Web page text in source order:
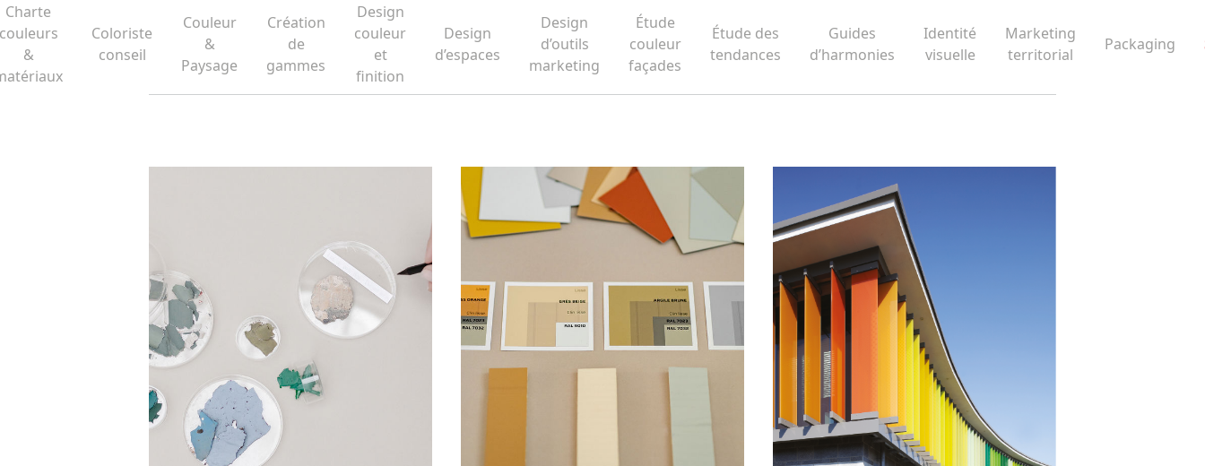
Charte
&
Coloriste
conseil
Couleur
&
Paysage
Création
de
gammes
Design
couleur
et
finition
Design
d’espaces
Design
d’outils
marketing
Étude
couleur
façades
Étude des
tendances
Guides
d’harmonies
Identité
visuelle
Marketing
territorial
Packaging